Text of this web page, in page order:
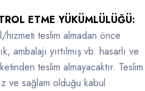
ETME YÜKÜMLÜLÜĞÜ:
hizmeti teslim almadan önce
ambalajı yırtılmış vb. hasarlı ve
teslim almayacaktır. Teslim
ve sağlam olduğu kabul